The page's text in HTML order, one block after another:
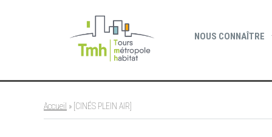
NOUS CONNAÎTRE
Accueil » [CINÉS PLEIN AIR]